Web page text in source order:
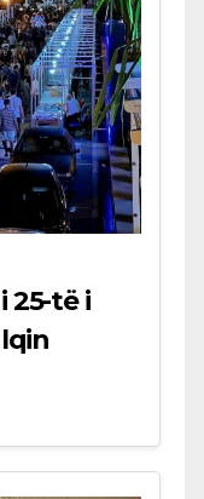
25-të i